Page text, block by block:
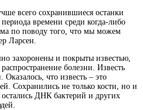
всего сохранившиеся останки
времени среди когда-либо
по поводу того, что мы можем
Ларсен.
захоронены и покрыты известью,
болезни. Известь
Оказалось, что известь – это
Сохранились не только кости, но и
ДНК бактерий и других